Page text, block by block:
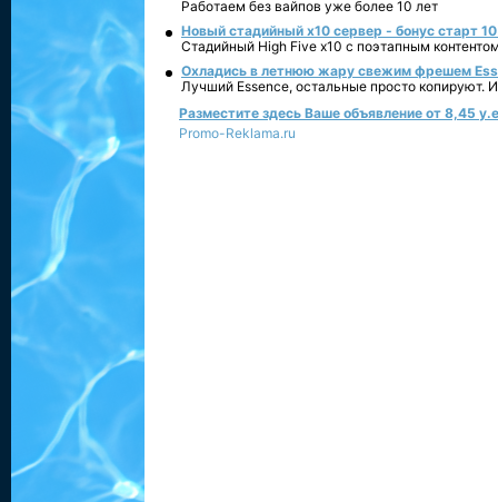
Работаем без вайпов уже более 10 лет
Новый стадийный х10 сервер - бонус старт
Стадийный High Five x10 с поэтапным
Охладись в летнюю жару свежим фрешем
Лучший Essence, остальные просто копируют.
Разместите здесь Ваше объявление от 8,45
Promo-Reklama.ru